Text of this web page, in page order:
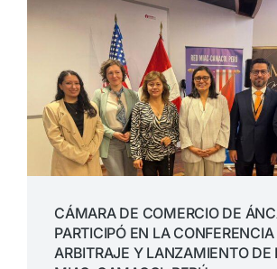
CÁMARA DE COMERCIO DE
PARTICIPÓ EN LA CONFERENCIA
ARBITRAJE Y LANZAMIENTO DE